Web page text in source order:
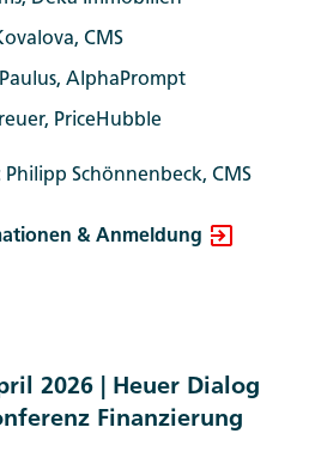
CMS
AlphaPrompt
PriceHubble
Schönnenbeck, CMS
& Anmeldung
2026 | Heuer Dialog
Finanzierung